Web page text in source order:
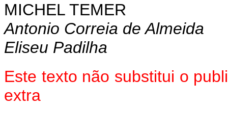
MICHEL TEMER
Antonio Correia de Almeida
Eliseu Padilha
Este texto não substitui o
extra